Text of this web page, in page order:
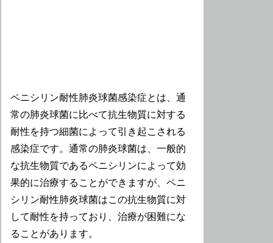
ペニシリン耐性肺炎球菌感染症とは、通
常の肺炎球菌に比べて抗生物質に対する
耐性を持つ細菌によって引き起こされる
感染症です。通常の肺炎球菌は、一般的
な抗生物質であるペニシリンによって効
果的に治療することができますが、ペニ
シリン耐性肺炎球菌はこの抗生物質に対
して耐性を持っており、治療が困難にな
ることがあります。